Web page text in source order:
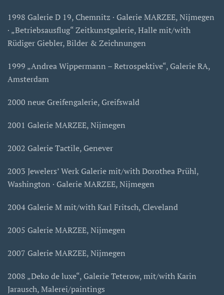
1998 Galerie D 19, Chemnitz · Galerie MARZEE, Nijmegen
· „Betriebsausflug“ Zeitkunstgalerie, Halle mit/with
Rüdiger Giebler, Bilder & Zeichnungen
1999 „Andrea Wippermann – Retrospektive“, Galerie RA,
Amsterdam
2000 neue Greifengalerie, Greifswald
2001 Galerie MARZEE, Nijmegen
2002 Galerie Tactile, Genever
2003 Jewelers’ Werk Galerie mit/with Dorothea Prühl,
Washington · Galerie MARZEE, Nijmegen
2004 Galerie M mit/with Karl Fritsch, Cleveland
2005 Galerie MARZEE, Nijmegen
2007 Galerie MARZEE, Nijmegen
2008 „Deko de luxe“, Galerie Teterow, mit/with Karin
Jarausch, Malerei/paintings